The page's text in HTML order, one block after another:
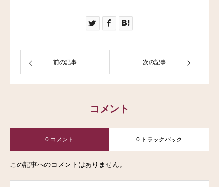
前の記事 次の記事
コメント
0 コメント 0 トラックバック
この記事へのコメントはありません。